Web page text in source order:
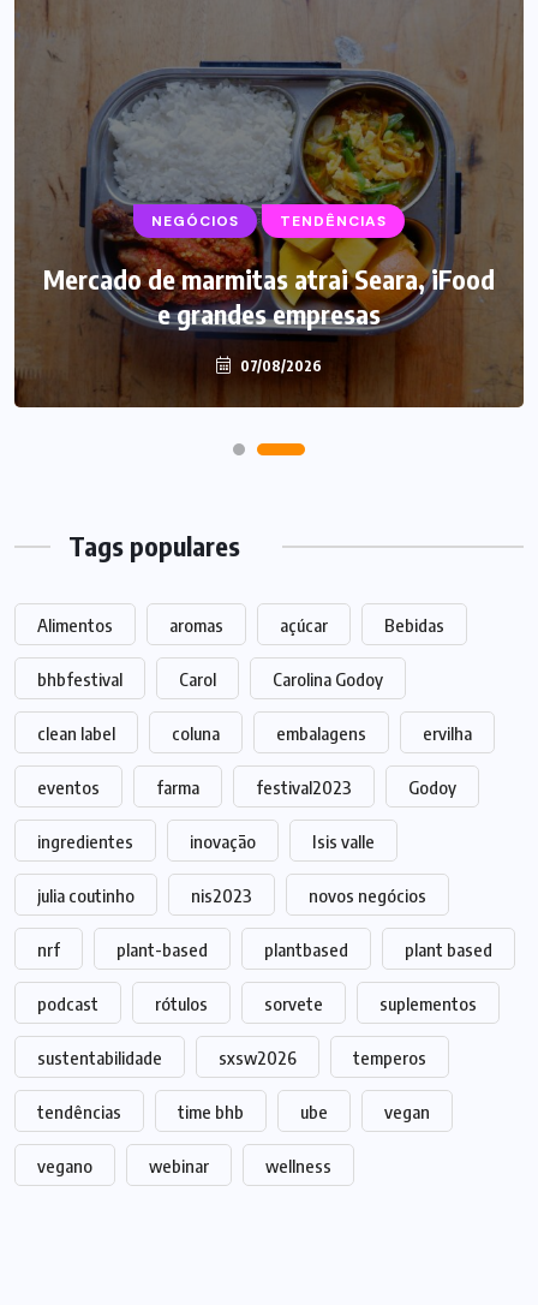
NEGÓCIOS TENDÊNCIAS
Mercado de marmitas atrai Seara, iFood
e grandes empresas
07/08/2026
Tags populares
Alimentos aromas açúcar Bebidas
bhbfestival Carol Carolina Godoy
clean label coluna embalagens ervilha
eventos farma festival2023 Godoy
ingredientes inovação Isis valle
julia coutinho nis2023 novos negócios
nrf plant-based plantbased plant based
podcast rótulos sorvete suplementos
sustentabilidade sxsw2026 temperos
tendências time bhb ube vegan
vegano webinar wellness